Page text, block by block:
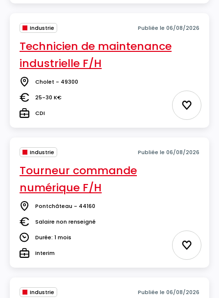
Industrie Publiée le 06/08/2026
Technicien de maintenance
industrielle F/H
Lieu Cholet - 49300
Salaire25-30 K€
TypeCDI Ajouter
Industrie Publiée le 06/08/2026
Tourneur commande
numérique F/H
Lieu Pontchâteau - 44160
SalaireSalaire non renseigné
DuréeDurée: 1 mois
TypeInterim Ajouter
Industrie Publiée le 06/08/2026